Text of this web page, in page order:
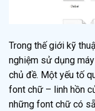
Trong thế giới kỹ
nghiệm sử dụng
chủ đề. Một yếu tố
font chữ – linh hồn
những font chữ có